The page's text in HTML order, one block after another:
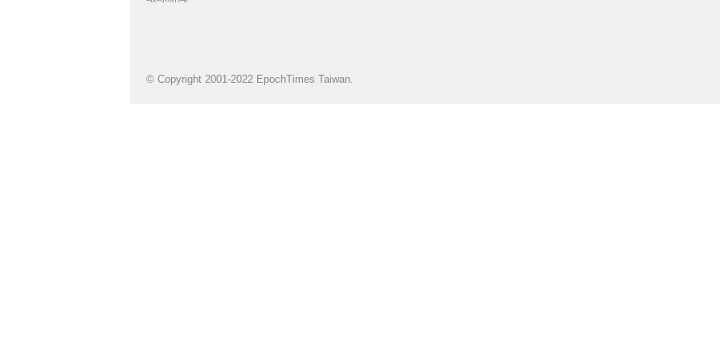
© Copyright 2001-2022 EpochTimes Taiwan.